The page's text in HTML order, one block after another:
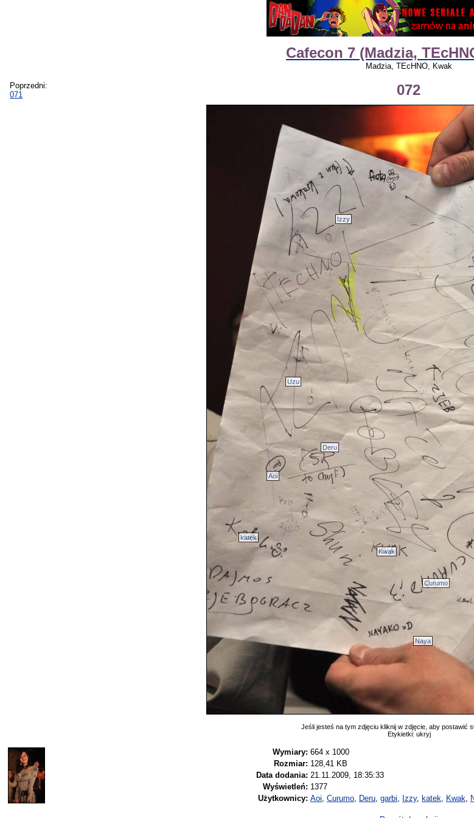
Cafecon 7 (Madzia,
Madzia, TEcHNO, Kwak
Poprzedni:
071
072
Aoi
Curumo
Deru
Izzy
katek
Kwak
Naya
Uzu
Jeśli jesteś na tym zdjęciu kliknij w zdjęcie, aby postawić
Etykietki: ukryj
Wymiary: 664 x 1000
Rozmiar: 128,41 KB
Data dodania: 21.11.2009, 18:35:33
Wyświetleń: 1377
Użytkownicy: Aoi Curumo Deru garbi Izzy, katek Kwak